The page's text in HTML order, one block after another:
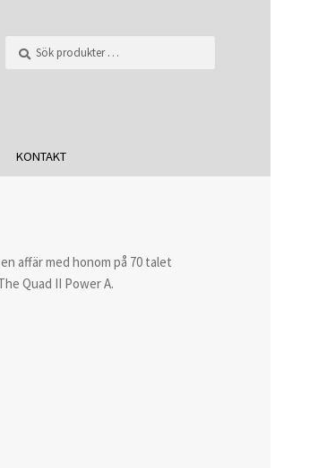
KONTAKT
affär med honom på 70 talet
Quad II Power A.